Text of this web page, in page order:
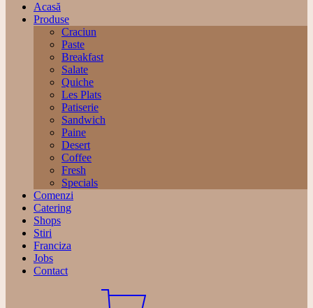
Acasă
Produse
Craciun
Paste
Breakfast
Salate
Quiche
Les Plats
Patiserie
Sandwich
Paine
Desert
Coffee
Fresh
Specials
Comenzi
Catering
Shops
Stiri
Franciza
Jobs
Contact